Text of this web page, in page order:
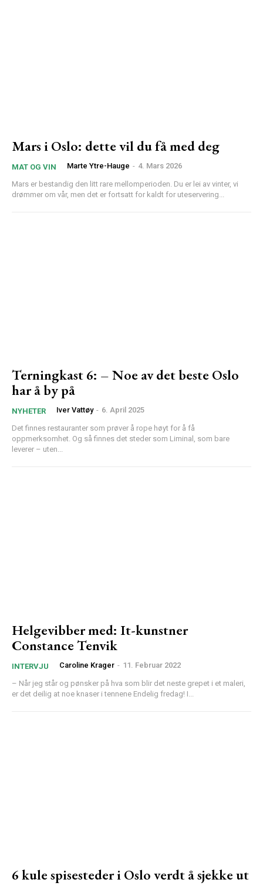
Mars i Oslo: dette vil du få med deg
MAT OG VIN Marte Ytre-Hauge - 4. Mars 2026
Mars er bestandig den litt rare mellomperioden. Du er lei av vinter, vi
drømmer om vår, men det er fortsatt for kaldt for uteservering...
Terningkast 6: – Noe av det beste Oslo
har å by på
NYHETER Iver Vattøy - 6. April 2025
Det finnes restauranter som prøver å rope høyt for å få
oppmerksomhet. Og så finnes det steder som Liminal, som bare
leverer – uten...
Helgevibber med: It-kunstner
Constance Tenvik
INTERVJU Caroline Krager - 11. Februar 2022
– Når jeg står og pønsker på hva som blir det neste grepet i et maleri,
er det deilig at noe knaser i tennene Endelig fredag! I...
6 kule spisesteder i Oslo verdt å sjekke ut